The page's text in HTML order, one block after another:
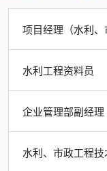
项目经理（水利、
水利工程资料员
企业管理部副经理
水利、市政工程技